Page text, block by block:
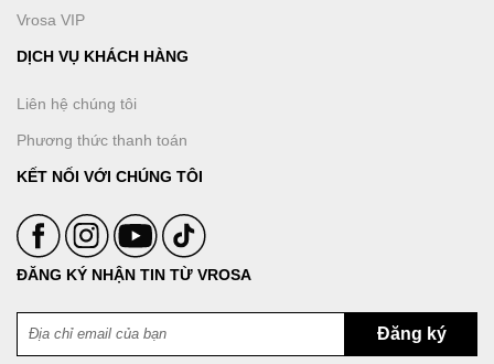
Vrosa VIP
DỊCH VỤ KHÁCH HÀNG
Liên hệ chúng tôi
Phương thức thanh toán
KẾT NỐI VỚI CHÚNG TÔI
ĐĂNG KÝ NHẬN TIN TỪ VROSA